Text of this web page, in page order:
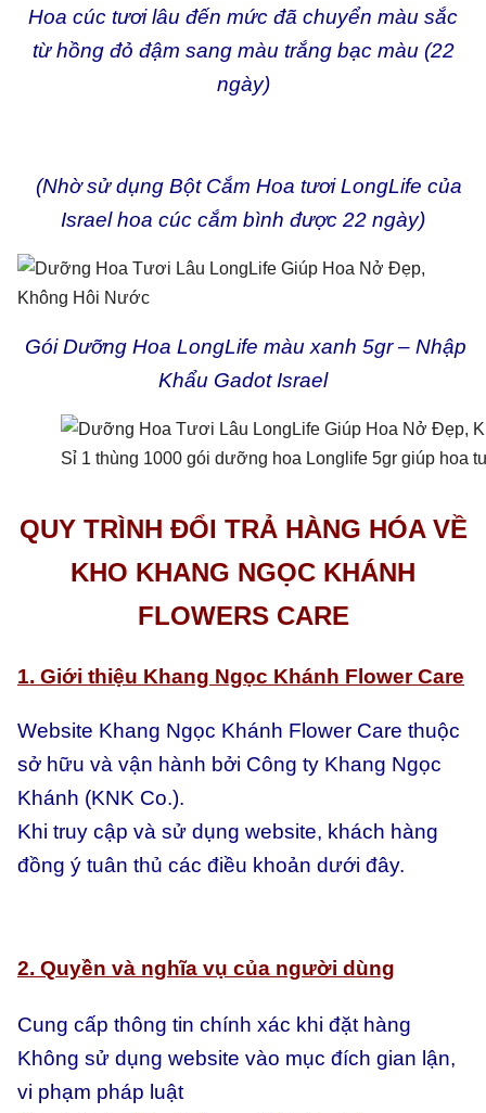
Hoa cúc tươi lâu đến mức đã chuyển màu sắc
từ hồng đỏ đậm sang màu trắng bạc màu (22
ngày)
(Nhờ sử dụng Bột Cắm Hoa tươi LongLife của
Israel hoa cúc cắm bình được 22 ngày)
Gói Dưỡng Hoa LongLife màu xanh 5gr – Nhập
Khẩu Gadot Israel
Sỉ 1 thùng 1000 gói dưỡng hoa Longlife 5gr giúp hoa
QUY TRÌNH ĐỔI TRẢ HÀNG HÓA VỀ
KHO KHANG NGỌC KHÁNH
FLOWERS CARE
1. Giới thiệu Khang Ngọc Khánh Flower Care
Website Khang Ngọc Khánh Flower Care thuộc
sở hữu và vận hành bởi Công ty Khang Ngọc
Khánh (KNK Co.).
Khi truy cập và sử dụng website, khách hàng
đồng ý tuân thủ các điều khoản dưới đây.
2. Quyền và nghĩa vụ của người dùng
Cung cấp thông tin chính xác khi đặt hàng
Không sử dụng website vào mục đích gian lận,
vi phạm pháp luật